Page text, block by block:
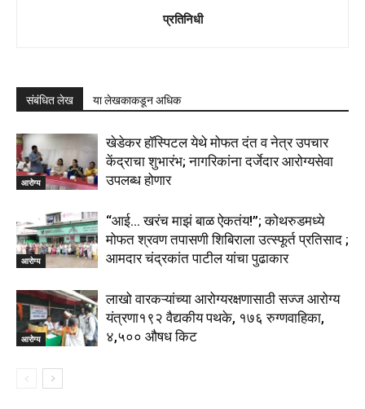
प्रतिनिधी
संबंधित लेख या लेखकाकडून अधिक
आरोग्य
खेडेकर हॉस्पिटल येथे मोफत दंत व नेत्र उपचार
केंद्राचा शुभारंभ; नागरिकांना दर्जेदार आरोग्यसेवा
उपलब्ध होणार
आरोग्य
“आई… खरंच माझं बाळ ऐकतंय!”; कोथरुडमध्ये
मोफत श्रवण तपासणी शिबिराला उत्स्फूर्त प्रतिसाद ;
आमदार चंद्रकांत पाटील यांचा पुढाकार
आरोग्य
लाखो वारकऱ्यांच्या आरोग्यरक्षणासाठी सज्ज आरोग्य
यंत्रणा१९२ वैद्यकीय पथके, १७६ रुग्णवाहिका,
४,५०० औषध किट